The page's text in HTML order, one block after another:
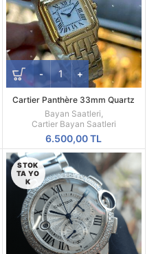
Cartier Panthère 33mm Quartz
Gold Taşşız Besel Kadın Saati
Bayan Saatleri
Cartier Bayan Saatleri
6.500,00TL
STOK
TA YO
K